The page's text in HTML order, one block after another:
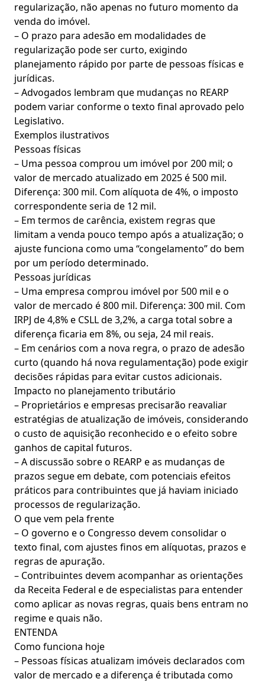
regularização, não apenas no futuro momento da
venda do imóvel.
– O prazo para adesão em modalidades de
regularização pode ser curto, exigindo
planejamento rápido por parte de pessoas físicas e
jurídicas.
– Advogados lembram que mudanças no REARP
podem variar conforme o texto final aprovado pelo
Legislativo.
Exemplos ilustrativos
Pessoas físicas
– Uma pessoa comprou um imóvel por 200 mil; o
valor de mercado atualizado em 2025 é 500 mil.
Diferença: 300 mil. Com alíquota de 4%, o imposto
correspondente seria de 12 mil.
– Em termos de carência, existem regras que
limitam a venda pouco tempo após a atualização; o
ajuste funciona como uma “congelamento” do bem
por um período determinado.
Pessoas jurídicas
– Uma empresa comprou imóvel por 500 mil e o
valor de mercado é 800 mil. Diferença: 300 mil. Com
IRPJ de 4,8% e CSLL de 3,2%, a carga total sobre a
diferença ficaria em 8%, ou seja, 24 mil reais.
– Em cenários com a nova regra, o prazo de adesão
curto (quando há nova regulamentação) pode exigir
decisões rápidas para evitar custos adicionais.
Impacto no planejamento tributário
– Proprietários e empresas precisarão reavaliar
estratégias de atualização de imóveis, considerando
o custo de aquisição reconhecido e o efeito sobre
ganhos de capital futuros.
– A discussão sobre o REARP e as mudanças de
prazos segue em debate, com potenciais efeitos
práticos para contribuintes que já haviam iniciado
processos de regularização.
O que vem pela frente
– O governo e o Congresso devem consolidar o
texto final, com ajustes finos em alíquotas, prazos e
regras de apuração.
– Contribuintes devem acompanhar as orientações
da Receita Federal e de especialistas para entender
como aplicar as novas regras, quais bens entram no
regime e quais não.
ENTENDA
Como funciona hoje
– Pessoas físicas atualizam imóveis declarados com
valor de mercado e a diferença é tributada como